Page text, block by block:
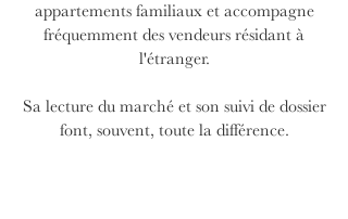
appartements familiaux et accompagne
fréquemment des vendeurs résidant à
l'étranger.
Sa lecture du marché et son suivi de dossier
font, souvent, toute la différence.